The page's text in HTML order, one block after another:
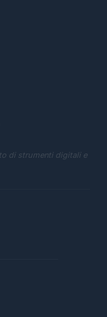
di strumenti digitali e